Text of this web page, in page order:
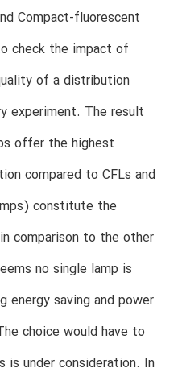
Compact-fluorescent
check the impact of
of a distribution
experiment. The result
offer the highest
compared to CFLs and
constitute the
comparison to the other
no single lamp is
energy saving and power
choice would have to
is under consideration. In